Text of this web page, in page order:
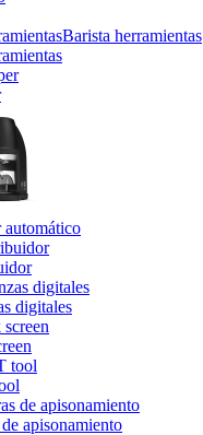
Barista herramientas
automático
digitales
apisonamiento